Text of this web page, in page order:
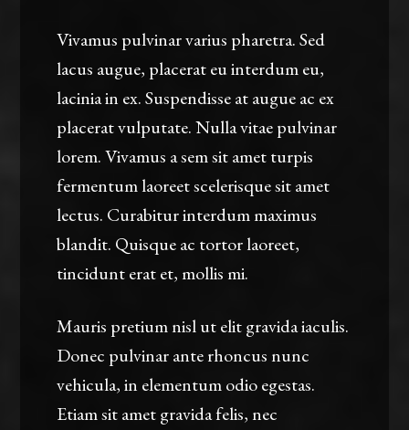
Vivamus pulvinar varius pharetra. Sed
lacus augue, placerat eu interdum eu,
lacinia in ex. Suspendisse at augue ac ex
placerat vulputate. Nulla vitae pulvinar
lorem. Vivamus a sem sit amet turpis
fermentum laoreet scelerisque sit amet
lectus. Curabitur interdum maximus
blandit. Quisque ac tortor laoreet,
tincidunt erat et, mollis mi.
Mauris pretium nisl ut elit gravida iaculis.
Donec pulvinar ante rhoncus nunc
vehicula, in elementum odio egestas.
Etiam sit amet gravida felis, nec